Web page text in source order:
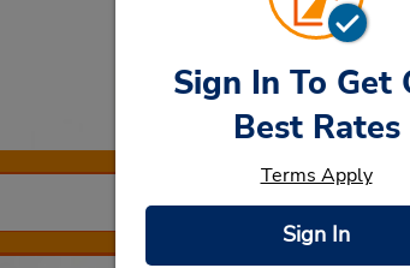
Car Rental
Sign In To Get
Best Rates
Terms Apply
Sign In